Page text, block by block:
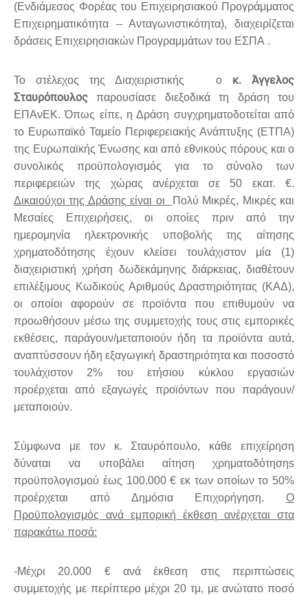
(Ενδιάμεσος Φορέας του Επιχειρησιακού Προγράμματος
Επιχειρηματικότητα – Ανταγωνιστικότητα), διαχειρίζεται
δράσεις Επιχειρησιακών Προγραμμάτων του ΕΣΠΑ .
Το στέλεχος της Διαχειριστικής ο κ. Άγγελος
Σταυρόπουλος παρουσίασε διεξοδικά τη δράση του
ΕΠΑνΕΚ. Όπως είπε, η Δράση συγχρηματοδοτείται από
το Ευρωπαϊκό Ταμείο Περιφερειακής Ανάπτυξης (ΕΤΠΑ)
της Ευρωπαϊκής Ένωσης και από εθνικούς πόρους και ο
συνολικός προϋπολογισμός για το σύνολο των
περιφερειών της χώρας ανέρχεται σε 50 εκατ. €.
Δικαιούχοι της Δράσης είναι οι
Πολύ Μικρές, Μικρές και
Μεσαίες Επιχειρήσεις, οι οποίες πριν από την
ημερομηνία ηλεκτρονικής υποβολής της αίτησης
χρηματοδότησης έχουν κλείσει τουλάχιστον μία (1)
διαχειριστική χρήση δωδεκάμηνης διάρκειας, διαθέτουν
επιλέξιμους Κωδικούς Αριθμούς Δραστηριότητας (ΚΑΔ),
οι οποίοι αφορούν σε προϊόντα που επιθυμούν να
προωθήσουν μέσω της συμμετοχής τους στις εμπορικές
εκθέσεις, παράγουν/μεταποιούν ήδη τα προϊόντα αυτά,
αναπτύσσουν ήδη εξαγωγική δραστηριότητα και ποσοστό
τουλάχιστον 2% του ετήσιου κύκλου εργασιών
προέρχεται από εξαγωγές προϊόντων που παράγουν/
μεταποιούν.
Σύμφωνα με τον κ. Σταυρόπουλο, κάθε επιχείρηση
δύναται να υποβάλει αίτηση χρηματοδότησηs
προϋπολογισμού έως 100.000 € εκ των οποίων το 50%
προέρχεται από Δημόσια Επιχορήγηση. Ο
Προϋπολογισμός ανά εμπορική έκθεση ανέρχεται στα
παρακάτω ποσά:
-Μέχρι 20.000 € ανά έκθεση στις περιπτώσεις
συμμετοχής με περίπτερο μέχρι 20 τμ, με ανώτατο ποσό